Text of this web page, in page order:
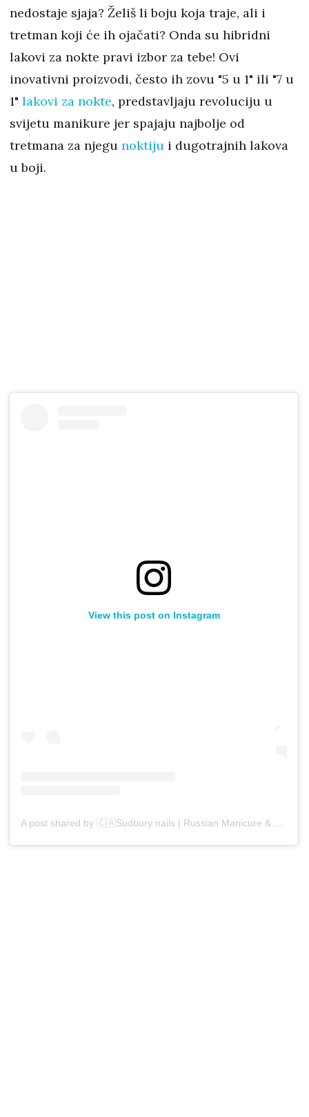
nedostaje sjaja? Želiš li boju koja traje, ali i
tretman koji će ih ojačati? Onda su hibridni
lakovi za nokte pravi izbor za tebe! Ovi
inovativni proizvodi, često ih zovu "5 u 1" ili "7 u
1" lakovi za nokte, predstavljaju revoluciju u
svijetu manikure jer spajaju najbolje od
tretmana za njegu noktiju i dugotrajnih lakova
u boji.
View this post on Instagram
A post shared by 🇨🇦Sudbury nails | Russian Manicure & Gel (@mymanicurist.on)